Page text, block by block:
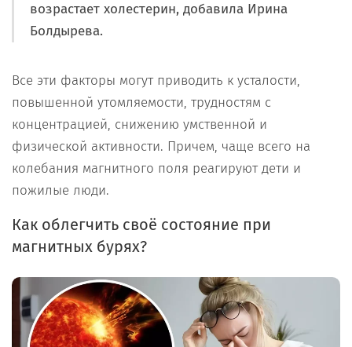
возрастает холестерин, добавила Ирина
Болдырева.
Все эти факторы могут приводить к усталости,
повышенной утомляемости, трудностям с
концентрацией, снижению умственной и
физической активности. Причем, чаще всего на
колебания магнитного поля реагируют дети и
пожилые люди.
Как облегчить своё состояние при
магнитных бурях?